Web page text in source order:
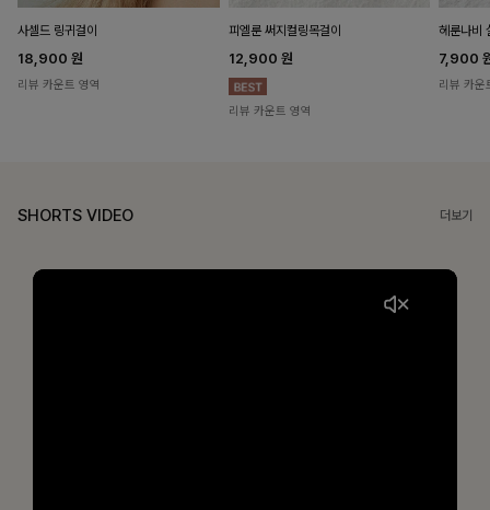
사셀드 링귀걸이
18,900 원
리뷰 카운트 영역
피엘룬 써지컬링목걸이
12,900 원
리뷰 카운트 영역
헤룬나비
7,900
리뷰 카운
SHORTS VIDEO 더보기